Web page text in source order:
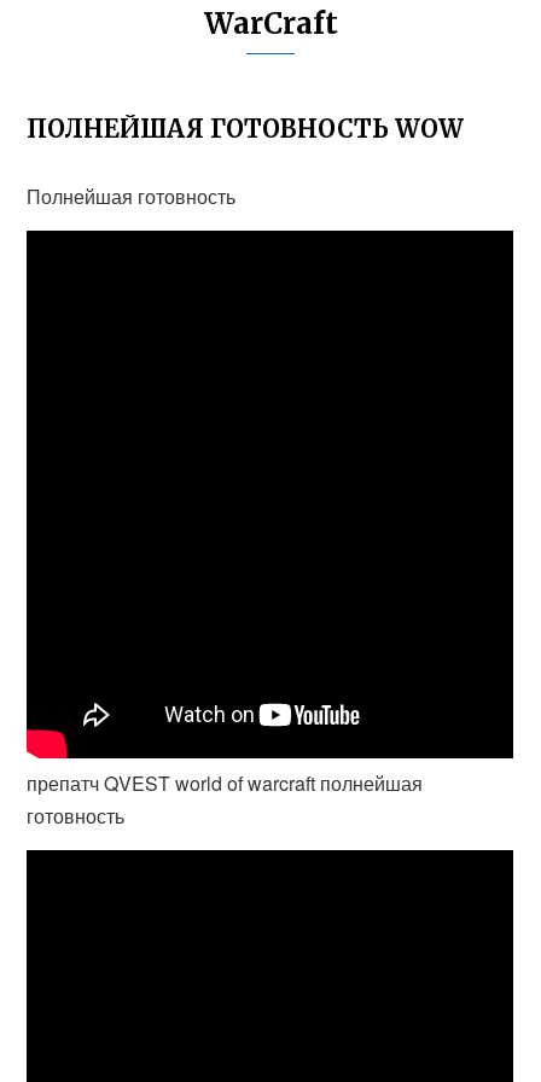
WarCraft
ПОЛНЕЙШАЯ ГОТОВНОСТЬ WOW
Полнейшая готовность
препатч QVEST world of warcraft полнейшая
готовность